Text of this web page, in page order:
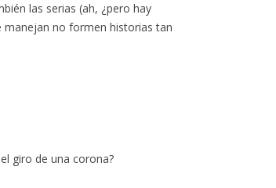
las serias (ah, ¿pero hay
manejan no formen historias tan
giro de una corona?